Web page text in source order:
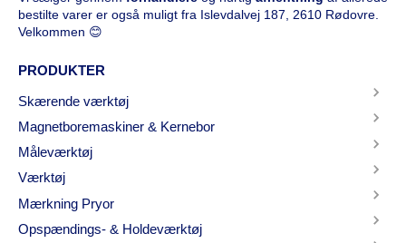
bestilte varer er også muligt fra Islevdalvej 187, 2610 Rødovre.
Velkommen 😊
PRODUKTER
Skærende værktøj
Magnetboremaskiner & Kernebor
Måleværktøj
Værktøj
Mærkning Pryor
Opspændings- & Holdeværktøj